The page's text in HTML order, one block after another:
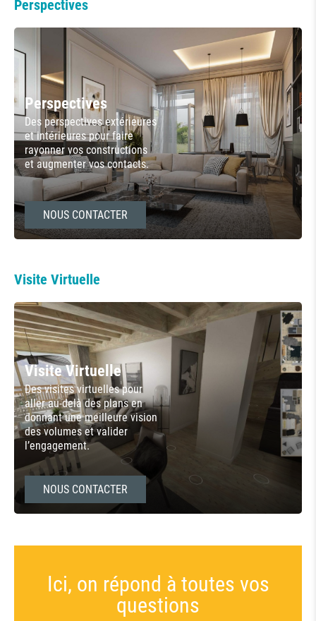
Perspectives
Perspectives
Des perspectives extérieures
et intérieures pour faire
rayonner vos constructions
et augmenter vos contacts.
NOUS CONTACTER
Visite Virtuelle
Visite Virtuelle
Des visites virtuelles pour
aller au-delà des plans en
donnant une meilleure vision
des volumes et valider
l’engagement.
NOUS CONTACTER
Ici, on répond à toutes vos
questions